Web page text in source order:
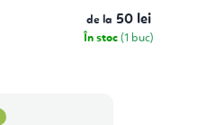
de la 50 lei
În stoc (1 buc)